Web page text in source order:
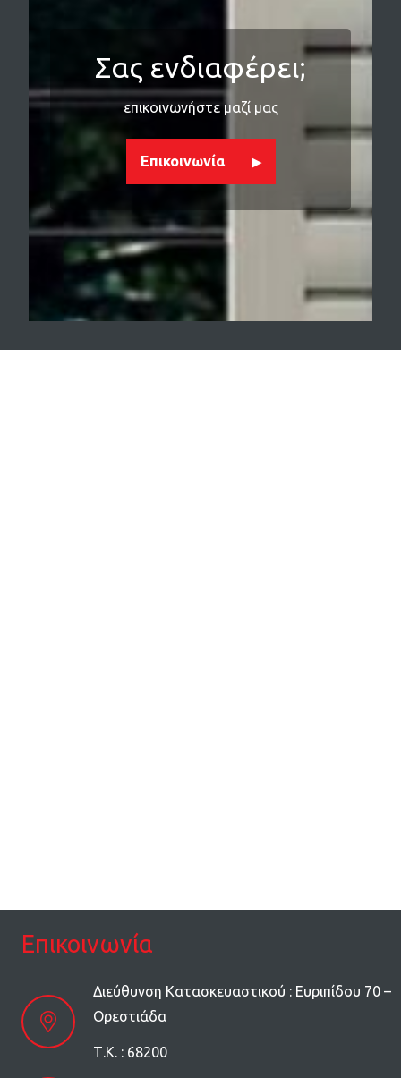
Σας ενδιαφέρει;
επικοινωνήστε μαζί μας
Επικοινωνία
Επικοινωνία
Διεύθυνση Κατασκευαστικού : Ευριπίδου 70 –
Ορεστιάδα
Τ.Κ. : 68200